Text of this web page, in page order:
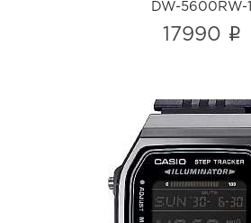
DW-5600RW-1
17990 i
Casio